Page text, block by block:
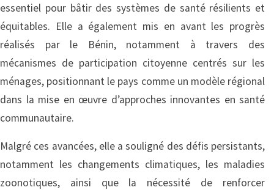
essentiel pour bâtir des systèmes de santé résilients et
équitables. Elle a également mis en avant les progrès
réalisés par le Bénin, notamment à travers des
mécanismes de participation citoyenne centrés sur les
ménages, positionnant le pays comme un modèle régional
dans la mise en œuvre d’approches innovantes en santé
communautaire.
Malgré ces avancées, elle a souligné des défis persistants,
notamment les changements climatiques, les maladies
zoonotiques, ainsi que la nécessité de renforcer